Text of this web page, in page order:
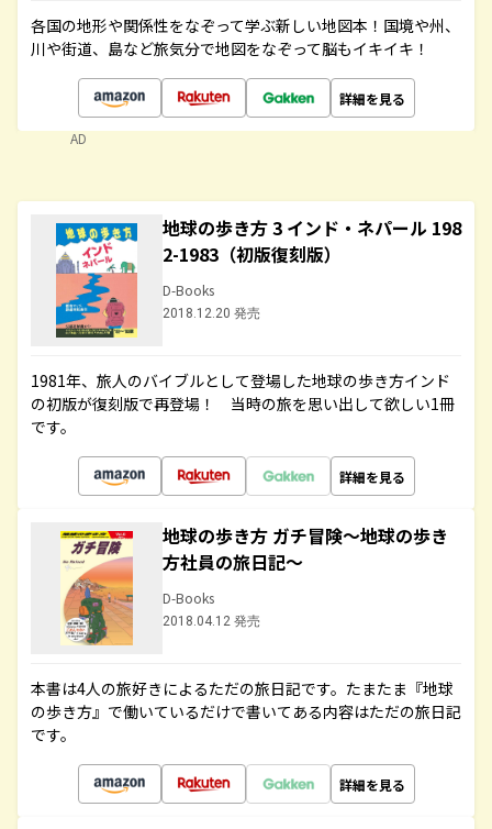
各国の地形や関係性をなぞって学ぶ新しい地図本！国境や州、
川や街道、島など旅気分で地図をなぞって脳もイキイキ！
詳細を見る
AD
地球の歩き方 3 インド・ネパール 198
2-1983（初版復刻版）
D-Books
2018.12.20 発売
1981年、旅人のバイブルとして登場した地球の歩き方インド
の初版が復刻版で再登場！ 当時の旅を思い出して欲しい1冊
です。
詳細を見る
地球の歩き方 ガチ冒険～地球の歩き
方社員の旅日記～
D-Books
2018.04.12 発売
本書は4人の旅好きによるただの旅日記です。たまたま『地球
の歩き方』で働いているだけで書いてある内容はただの旅日記
です。
詳細を見る